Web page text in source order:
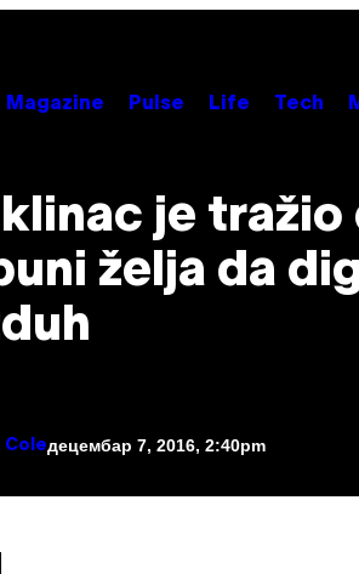
Magazine Pulse Life Tech
je tražio
želja da
Coleдецембар 7, 2016, 2:40pm